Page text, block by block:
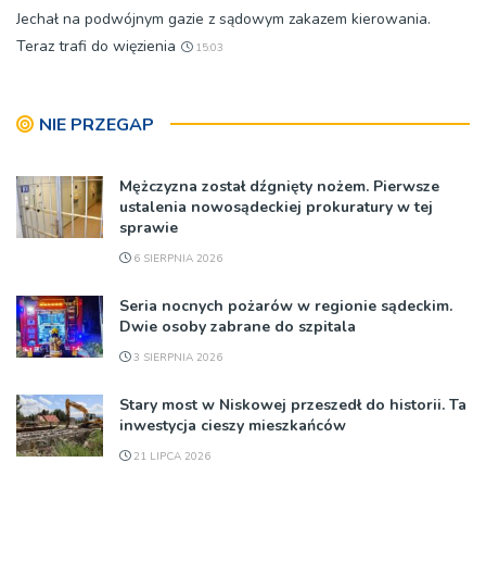
Jechał na podwójnym gazie z sądowym zakazem kierowania.
Teraz trafi do więzienia
15:03
NIE PRZEGAP
Mężczyzna został dźgnięty nożem. Pierwsze
ustalenia nowosądeckiej prokuratury w tej
sprawie
6 SIERPNIA 2026
Seria nocnych pożarów w regionie sądeckim.
Dwie osoby zabrane do szpitala
3 SIERPNIA 2026
Stary most w Niskowej przeszedł do historii. Ta
inwestycja cieszy mieszkańców
21 LIPCA 2026